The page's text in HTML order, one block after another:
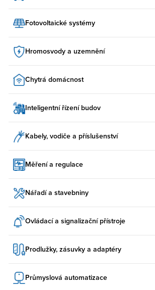
Fotovoltaické systémy
Hromosvody a uzemnění
Chytrá domácnost
Inteligentní řízení budov
Kabely, vodiče a příslušenství
Měření a regulace
Nářadí a stavebniny
Ovládací a signalizační přístroje
Prodlužky, zásuvky a adaptéry
Průmyslová automatizace